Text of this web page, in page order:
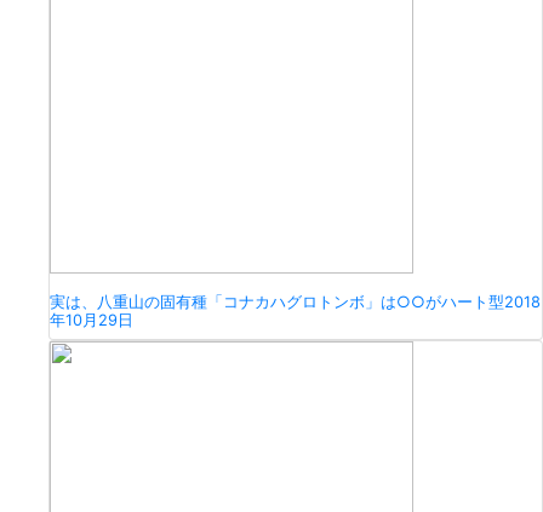
実は、八重山の固有種「コナカハグロトンボ」は○○がハート型2018
年10月29日